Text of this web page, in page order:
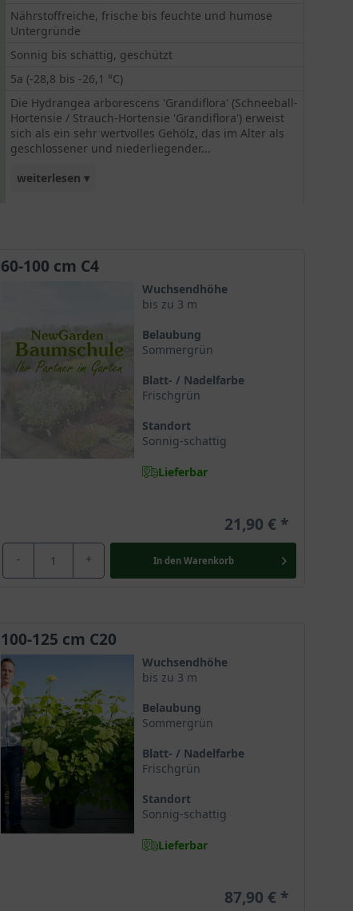
Nährstoffreiche, frische bis feuchte und humose
Untergründe
Sonnig bis schattig, geschützt
5a (-28,8 bis -26,1 °C)
Die Hydrangea arborescens 'Grandiflora' (Schneeball-
Hortensie / Strauch-Hortensie 'Grandiflora') erweist
sich als ein sehr wertvolles Gehölz, das im Alter als
geschlossener und niederliegender...
weiterlesen ▾
für schattige Plätze geeignet.
60-100 cm C4
Wuchsendhöhe
bis zu 3 m
Belaubung
Sommergrün
Blatt- / Nadelfarbe
Frischgrün
Standort
Sonnig-schattig
Lieferbar
21,90 €
- + In den Warenkorb
100-125 cm C20
Wuchsendhöhe
bis zu 3 m
Belaubung
Sommergrün
Blatt- / Nadelfarbe
Frischgrün
Standort
Sonnig-schattig
Lieferbar
87,90 €